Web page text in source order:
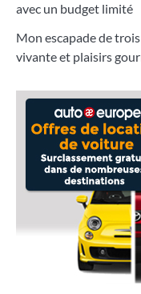
avec un budget limité
Mon escapade de
vivante et plaisirs